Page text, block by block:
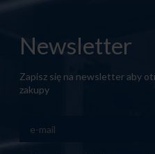
Newsletter
Zapisz się na newsletter aby
zakupy